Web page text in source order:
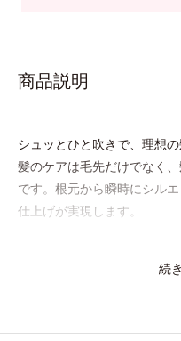
商品説明
シュッとひと吹きで、理想
髪のケアは毛先だけでなく
です。根元から瞬時にシル
仕上げが実現します。
大きく左右する重要な美髪
続